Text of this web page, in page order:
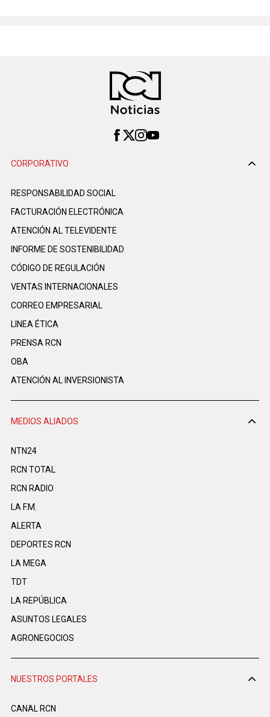
CORPORATIVO
RESPONSABILIDAD SOCIAL
FACTURACIÓN ELECTRÓNICA
ATENCIÓN AL TELEVIDENTE
INFORME DE SOSTENIBILIDAD
CÓDIGO DE REGULACIÓN
VENTAS INTERNACIONALES
CORREO EMPRESARIAL
LINEA ÉTICA
PRENSA RCN
OBA
ATENCIÓN AL INVERSIONISTA
MEDIOS ALIADOS
NTN24
RCN TOTAL
RCN RADIO
LA F.M.
ALERTA
DEPORTES RCN
LA MEGA
TDT
LA REPÚBLICA
ASUNTOS LEGALES
AGRONEGOCIOS
NUESTROS PORTALES
CANAL RCN